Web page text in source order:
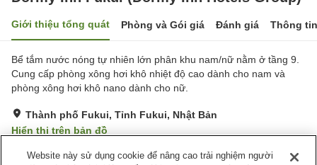
Giới thiệu tổng quát Phòng và Gói giá Đánh giá Thông
Bể tắm nước nóng tự nhiên lớn phân khu nam/nữ nằm ở tầng 9.
Cung cấp phòng xông hơi khô nhiệt độ cao dành cho nam và
phòng xông hơi khô nano dành cho nữ.
Thành phố Fukui, Tỉnh Fukui, Nhật Bản
Hiển thị trên bản đồ
Tuyệt vời Đánh giá:1,070lượt
Website này sử dụng cookie để nâng cao trải nghiệm người